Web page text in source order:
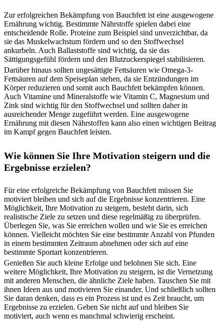
Zur erfolgreichen Bekämpfung von Bauchfett ist eine ausgewogene
Ernährung wichtig. Bestimmte Nährstoffe spielen dabei eine
entscheidende Rolle. Proteine zum Beispiel sind unverzichtbar, da
sie das Muskelwachstum fördern und so den Stoffwechsel
ankurbeln. Auch Ballaststoffe sind wichtig, da sie das
Sättigungsgefühl fördern und den Blutzuckerspiegel stabilisieren.
Darüber hinaus sollten ungesättigte Fettsäuren wie Omega-3-
Fettsäuren auf dem Speiseplan stehen, da sie Entzündungen im
Körper reduzieren und somit auch Bauchfett bekämpfen können.
Auch Vitamine und Mineralstoffe wie Vitamin C, Magnesium und
Zink sind wichtig für den Stoffwechsel und sollten daher in
ausreichender Menge zugeführt werden. Eine ausgewogene
Ernährung mit diesen Nährstoffen kann also einen wichtigen Beitrag
im Kampf gegen Bauchfett leisten.
Wie können Sie Ihre Motivation steigern und die
Ergebnisse erzielen?
Für eine erfolgreiche Bekämpfung von Bauchfett müssen Sie
motiviert bleiben und sich auf die Ergebnisse konzentrieren. Eine
Möglichkeit, Ihre Motivation zu steigern, besteht darin, sich
realistische Ziele zu setzen und diese regelmäßig zu überprüfen.
Überlegen Sie, was Sie erreichen wollen und wie Sie es erreichen
können. Vielleicht möchten Sie eine bestimmte Anzahl von Pfunden
in einem bestimmten Zeitraum abnehmen oder sich auf eine
bestimmte Sportart konzentrieren.
Genießen Sie auch kleine Erfolge und belohnen Sie sich. Eine
weitere Möglichkeit, Ihre Motivation zu steigern, ist die Vernetzung
mit anderen Menschen, die ähnliche Ziele haben. Tauschen Sie mit
ihnen Ideen aus und motivieren Sie einander. Und schließlich sollten
Sie daran denken, dass es ein Prozess ist und es Zeit braucht, um
Ergebnisse zu erzielen. Geben Sie nicht auf und bleiben Sie
motiviert, auch wenn es manchmal schwierig erscheint.